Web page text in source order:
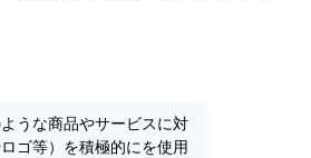
うな商品やサービスに対
ゴ等）を積極的にを使用